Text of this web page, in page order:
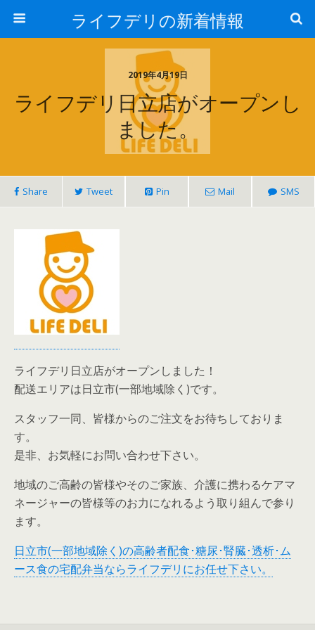
ライフデリの新着情報
2019年4月19日
ライフデリ日立店がオープンし
ました。
Share Tweet Pin Mail SMS
ライフデリ日立店がオープンしました！
配送エリアは日立市(一部地域除く)です。
スタッフ一同、皆様からのご注文をお待ちしておりま
す。
是非、お気軽にお問い合わせ下さい。
地域のご高齢の皆様やそのご家族、介護に携わるケアマ
ネージャーの皆様等のお力になれるよう取り組んで参り
ます。
日立市(一部地域除く)の高齢者配食･糖尿･腎臓･透析･ム
ース食の宅配弁当ならライフデリにお任せ下さい。